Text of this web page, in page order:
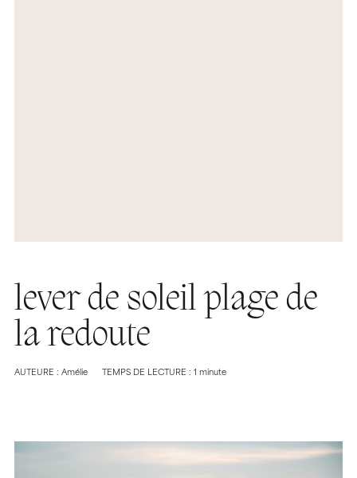
lever de soleil plage de
la redoute
AUTEURE : Amélie TEMPS DE LECTURE : 1 minute